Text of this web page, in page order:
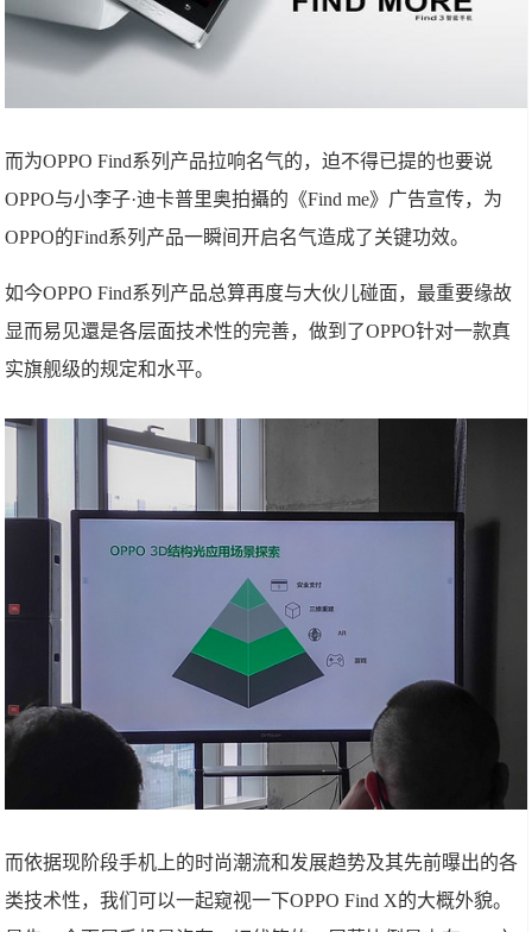
而为OPPO Find系列产品拉响名气的，迫不得已提的也要说
OPPO与小李子·迪卡普里奥拍攝的《Find me》广告宣传，为
OPPO的Find系列产品一瞬间开启名气造成了关键功效。
如今OPPO Find系列产品总算再度与大伙儿碰面，最重要缘故
显而易见還是各层面技术性的完善，做到了OPPO针对一款真
实旗舰级的规定和水平。
而依据现阶段手机上的时尚潮流和发展趋势及其先前曝出的各
类技术性，我们可以一起窥视一下OPPO Find X的大概外貌。